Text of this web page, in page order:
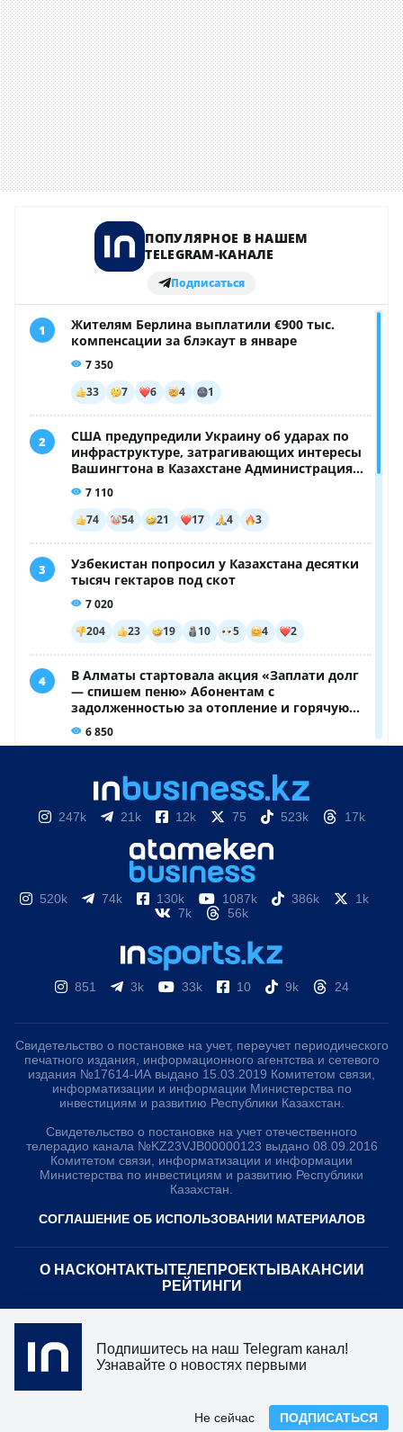
247k 21k 12k 75 523k 17k
520k 74k 130k 1087k 386k
1k
7k
56k
851 3k 33k 10 9k 24
Свидетельство о постановке на учет, переучет периодического
печатного издания, информационного агентства и сетевого
издания №17614-ИА выдано 15.03.2019 Комитетом связи,
информатизации и информации Министерства по
инвестициям и развитию Республики Казахстан.
Свидетельство о постановке на учет отечественного
телерадио канала №KZ23VJB00000123 выдано 08.09.2016
Комитетом связи, информатизации и информации
Министерства по инвестициям и развитию Республики
Казахстан.
СОГЛАШЕНИЕ ОБ ИСПОЛЬЗОВАНИИ МАТЕРИАЛОВ
О НАС КОНТАКТЫ ТЕЛЕПРОЕКТЫ ВАКАНСИИ
РЕЙТИНГИ
ПОЛИТИКА КОНФИДЕНЦИАЛЬНОСТИ
Подпишитесь на наш Telegram канал!
Узнавайте о новостях первыми
ПОДПИСАТЬСЯ
Не сейчас